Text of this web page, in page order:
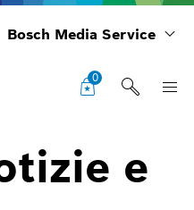
Bosch Media Service
0
e